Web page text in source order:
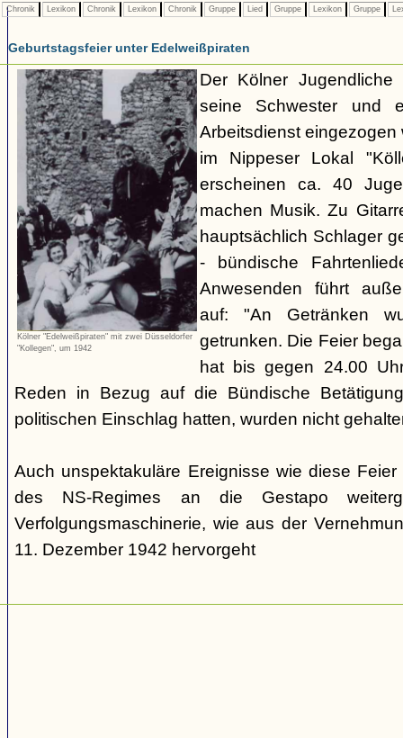
Chronik Lexikon Chronik Lexikon Chronik Gruppe Lied Gruppe Lexikon Gruppe
Geburtstagsfeier unter Edelweißpiraten
Kölner "Edelweißpiraten" mit zwei Düsseldorfer
"Kollegen", um 1942
Der Kölner
seine Schwester und
Arbeitsdienst
im Nippeser Lokal
erscheinen ca. 40
machen Musik. Zu
hauptsächlich Schlager
- bündische
Anwesenden führt
auf: "An Getränken
getrunken. Die Feier
hat bis gegen 24.00
Reden in Bezug auf die Bündische
politischen Einschlag hatten, wurden nicht
Auch unspektakuläre Ereignisse wie diese
des NS-Regimes an die Gestapo
Verfolgungsmaschinerie, wie aus der
11. Dezember 1942 hervorgeht